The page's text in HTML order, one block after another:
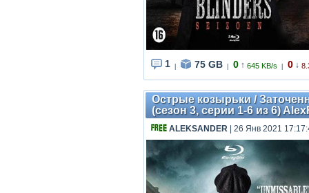
1 75 GB 0 ↑ 645 KB/s 0 ↓
Острые козырьки /
(сезон 3, серии 1-6 из 6)
ALEKSANDER | 26 Янв 2021